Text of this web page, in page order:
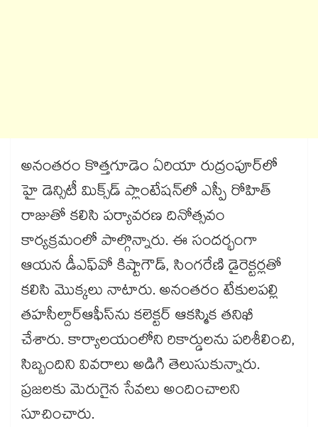
అనంతరం కొత్తగూడెం ఏరియా రుద్రంపూర్​లో
హై డెన్సిటీ మిక్స్​డ్​ ప్లాంటేషన్​లో ఎస్పీ రోహిత్​
రాజుతో కలిసి పర్యావరణ దినోత్సవం
కార్యక్రమంలో పాల్గొన్నారు. ఈ సందర్భంగా
ఆయన డీఎఫ్​వో కిష్టాగౌడ్, సింగరేణి డైరెక్టర్లతో
కలిసి మొక్కలు నాటారు. అనంతరం టేకులపల్లి
తహసీల్దార్​ఆఫీస్​ను కలెక్టర్​ ఆకస్మిక తనిఖీ
చేశారు. కార్యాలయంలోని రికార్డులను పరిశీలించి,
సిబ్బందిని వివరాలు అడిగి తెలుసుకున్నారు.
ప్రజలకు మెరుగైన సేవలు అందించాలని
సూచించారు.